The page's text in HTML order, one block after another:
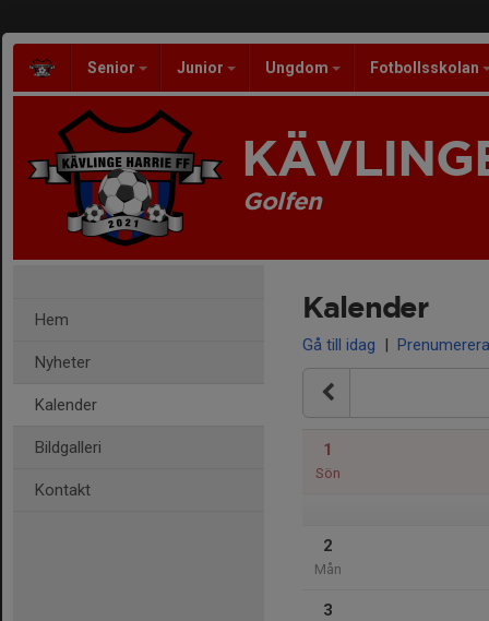
Senior Junior Ungdom Fotbollsskolan
Golfen
Hem
Nyheter
Kalender
Bildgalleri
Kontakt
Kalender
Gå till idag | Prenumerera
1
Sön
2
Mån
3